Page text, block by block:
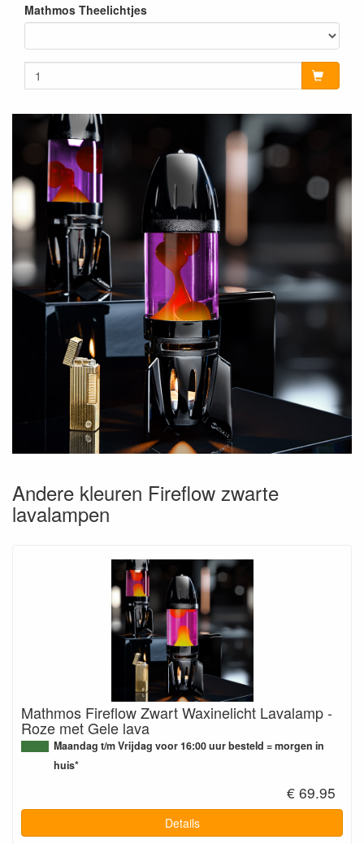
Mathmos Theelichtjes
Andere kleuren Fireflow zwarte
lavalampen
Mathmos Fireflow Zwart Waxinelicht Lavalamp -
Roze met Gele lava
Maandag t/m Vrijdag voor 16:00 uur besteld = morgen in
huis*
€ 69.95
Details